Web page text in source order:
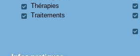
Thérapies
Traitements